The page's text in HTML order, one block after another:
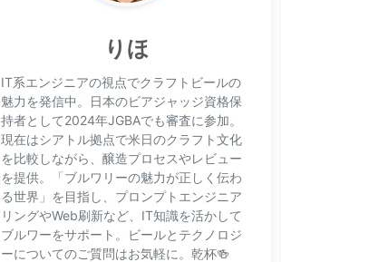
りほ
IT系エンジニアの視点でクラフトビールの
魅力を発信中。日本のビアジャッジ資格保
持者として2024年JGBAでも審査に参加。
現在はシアトル拠点で米日のクラフト文化
を比較しながら、醸造プロセスやレビュー
を提供。「ブルワリーの魅力が正しく伝わ
る世界」を目指し、プロンプトエンジニア
リングやWeb刷新など、IT知識を活かして
ブルワーをサポート。ビールとテクノロジ
ーについてのご質問はお気軽に。乾杯🍻